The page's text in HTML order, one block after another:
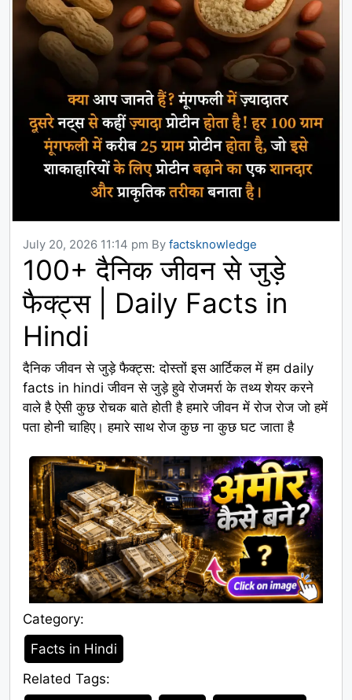
July 20, 2026 11:14 pm By factsknowledge
100+ दैनिक जीवन से जुड़े
फैक्ट्स | Daily Facts in
Hindi
दैनिक जीवन से जुड़े फैक्ट्स: दोस्तों इस आर्टिकल में हम daily
facts in hindi जीवन से जुड़े हुवे रोजमर्रा के तथ्य शेयर करने
वाले है ऐसी कुछ रोचक बाते होती है हमारे जीवन में रोज रोज जो हमें
पता होनी चाहिए। हमारे साथ रोज कुछ ना कुछ घट जाता है
Category:
Category
Facts in Hindi
Related Tags: